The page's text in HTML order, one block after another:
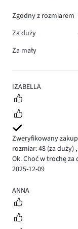
4
IZABELLA
Zweryfikowany zakup
rozmiar: 48 (za duży) ,
Ok. Choć w trochę za
2025-12-09
3
ANNA
Zgodny z rozmiarem
Za duży
Za mały